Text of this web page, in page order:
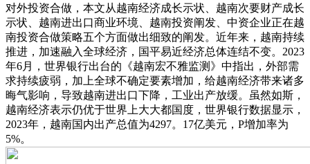
对外投资合做，本文从越南经济成长示状、越南次要财产成长
示状、越南进出口商业环境、越南投资阐发、中资企业正在越
南投资合做策略五个方面做出细致的阐发。近年来，越南持续
推进，加速融入全球经济，国平易近经济总体连结不变。2023
年6月，世界银行出台的《越南宏不雅监测》中指出，外部需
求持续疲弱，加上全球不确定要素增加，给越南经济带来诸多
晦气影响，导致越南进出口下降，工业出产放缓。虽然如斯，
越南经济表示仍优于世界上大大都国度，世界银行数据显示，
2023年，越南国内出产总值为4297。17亿美元，P增加率为
5%。